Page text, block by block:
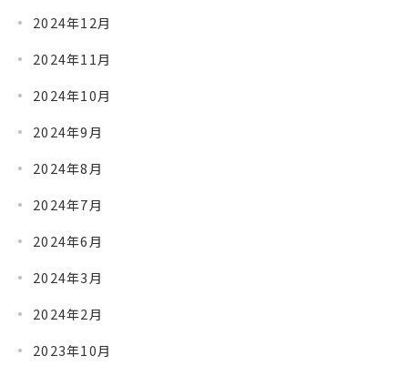
2024年12月
2024年11月
2024年10月
2024年9月
2024年8月
2024年7月
2024年6月
2024年3月
2024年2月
2023年10月